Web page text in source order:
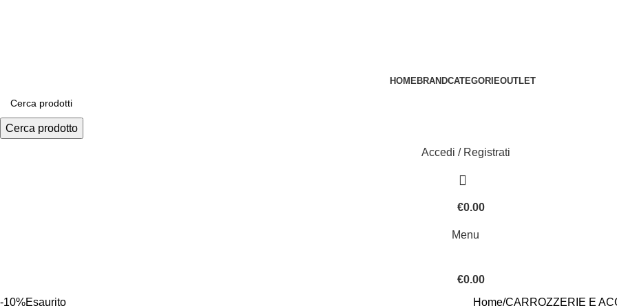
HOMEBRANDCATEGORIEOUTLET
Cerca prodotto
Accedi / Registrati
€0.00
Menu
€0.00
-10%Esaurito Home CARROZZERIE E